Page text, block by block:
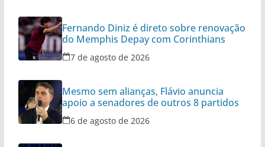
Fernando Diniz é direto sobre renovação
do Memphis Depay com Corinthians
7 de agosto de 2026
Mesmo sem alianças, Flávio anuncia
apoio a senadores de outros 8 partidos
6 de agosto de 2026